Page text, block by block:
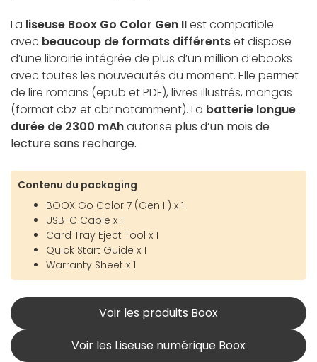
La liseuse Boox Go Color Gen IIest compatible
avec beaucoup de formats différentset dispose
d’une librairie intégrée de plus d’un million d’ebooks
avec toutes les nouveautés du moment. Elle permet
de lire romans (epub et PDF), livres illustrés, mangas
(format cbz et cbr notamment). La batterie longue
durée de 2300 mAhautorise plus d’un mois de
lecture sans recharge.
Contenu du packaging
BOOX Go Color 7 (Gen II) x 1
USB-C Cable x 1
Card Tray Eject Tool x 1
Quick Start Guide x 1
Warranty Sheet x 1
Voir les produits Boox
Voir les Liseuse numérique Boox